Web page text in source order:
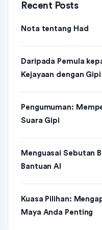
Recent Posts
Nota tentang Had
Daripada Pemula
Kejayaan dengan Gipi
Pengumuman:
Suara Gipi
Menguasai Sebutan
Bantuan AI
Kuasa Pilihan:
Maya Anda Penting